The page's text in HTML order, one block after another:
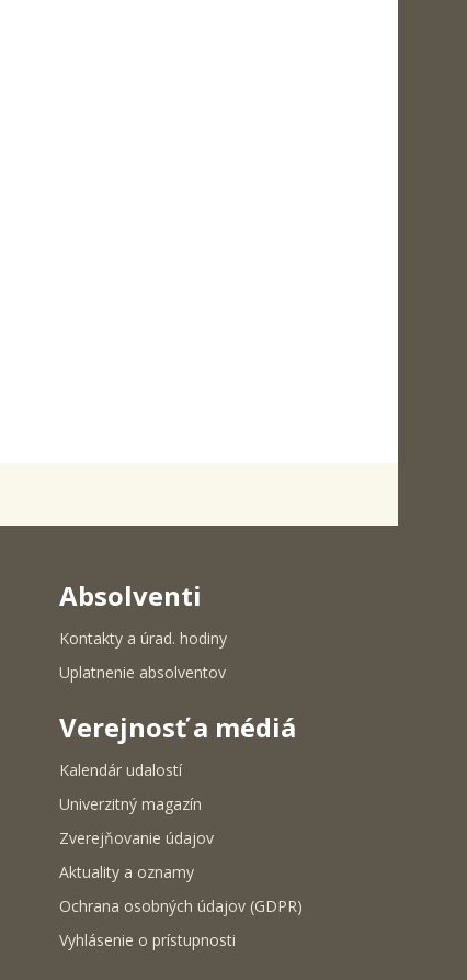
Absolventi
Kontakty a úrad. hodiny
Uplatnenie absolventov
Verejnosť a médiá
Kalendár udalostí
Univerzitný magazín
Zverejňovanie údajov
Aktuality a oznamy
Ochrana osobných údajov (GDPR)
Vyhlásenie o prístupnosti